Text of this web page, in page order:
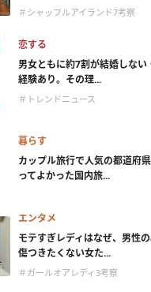
＃シャッフルアイランド7考察
恋する
男女ともに約7割が結婚しない
経験あり。その理...
＃トレンドニュース
暮らす
カップル旅行で人気の都道府
ってよかった国内旅...
エンタメ
モテすぎレディはなぜ、男性
傷つきたくない女た...
＃ガールオアレディ3考察